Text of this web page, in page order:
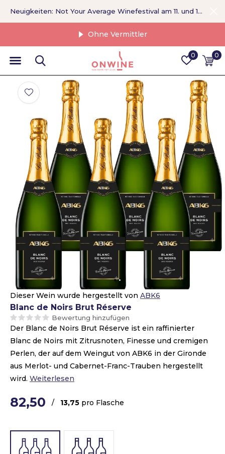
0 0
Ohne Vermittler
Neuigkeiten: Not Your Average Winefestival am 11. und 12. September >
Dieser Wein wurde hergestellt von ABK6
Blanc de Noirs Brut Réserve
Bewertung hinzufügen
Der Blanc de Noirs Brut Réserve ist ein raffinierter
Blanc de Noirs mit Zitrusnoten, Finesse und cremigen
Perlen, der auf dem Weingut von ABK6 in der Gironde
aus Merlot- und Cabernet-Franc-Trauben hergestellt
wird. Weiterlesen
82,50 / 13,75 pro Flasche